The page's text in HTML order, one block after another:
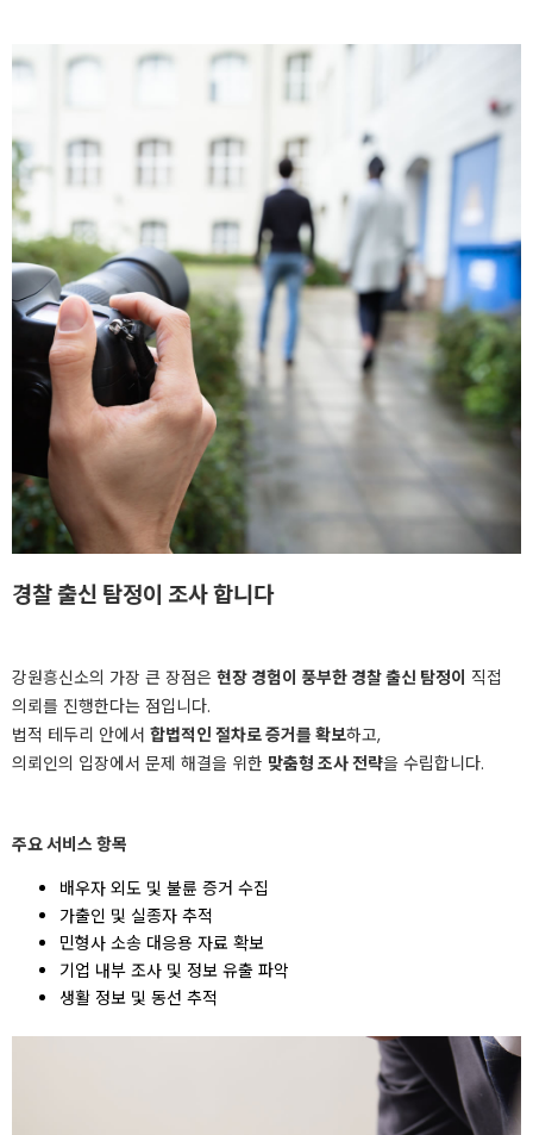
경찰 출신 탐정이 조사 합니다
강원흥신소의 가장 큰 장점은 현장 경험이 풍부한 경찰 출신 탐정이 직접
의뢰를 진행한다는 점입니다.
법적 테두리 안에서 합법적인 절차로 증거를 확보하고,
의뢰인의 입장에서 문제 해결을 위한 맞춤형 조사 전략을 수립합니다.
주요 서비스 항목
배우자 외도 및 불륜 증거 수집
가출인 및 실종자 추적
민형사 소송 대응용 자료 확보
기업 내부 조사 및 정보 유출 파악
생활 정보 및 동선 추적